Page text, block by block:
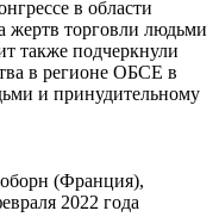
в области
жертв торговли людьми
также подчеркнули
в регионе ОБСЕ в
и принудительному
(Франция),
2022 года